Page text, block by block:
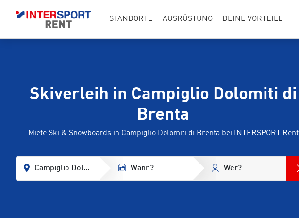
STANDORTE AUSRÜSTUNG DEINE VORTEILE
Skiverleih in Campiglio Dolomiti di
Brenta
Miete Ski & Snowboards in Campiglio Dolomiti di Brenta bei INTERSPORT Rent
Campiglio Dolomiti di BrentaWann? Wer?